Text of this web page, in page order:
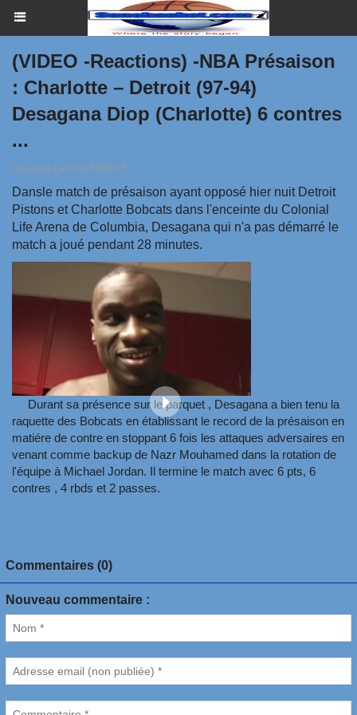
(VIDEO -Reactions) -NBA Présaison
: Charlotte – Detroit (97-94)
Desagana Diop (Charlotte) 6 contres
...
Amadou Lamine NDIAYE
Dansle match de présaison ayant opposé hier nuit Detroit
Pistons et Charlotte Bobcats dans l'enceinte du Colonial
Life Arena de Columbia, Desagana qui n'a pas démarré le
match a joué pendant 28 minutes.
Durant sa présence sur le parquet , Desagana a bien tenu la
raquette des Bobcats en établissant le record de la présaison en
matiére de contre en stoppant 6 fois les attaques adversaires en
venant comme backup de Nazr Mouhamed dans la rotation de
l'équipe à Michael Jordan. Il termine le match avec 6 pts, 6
contres , 4 rbds et 2 passes.
Commentaires (0)
Nouveau commentaire :